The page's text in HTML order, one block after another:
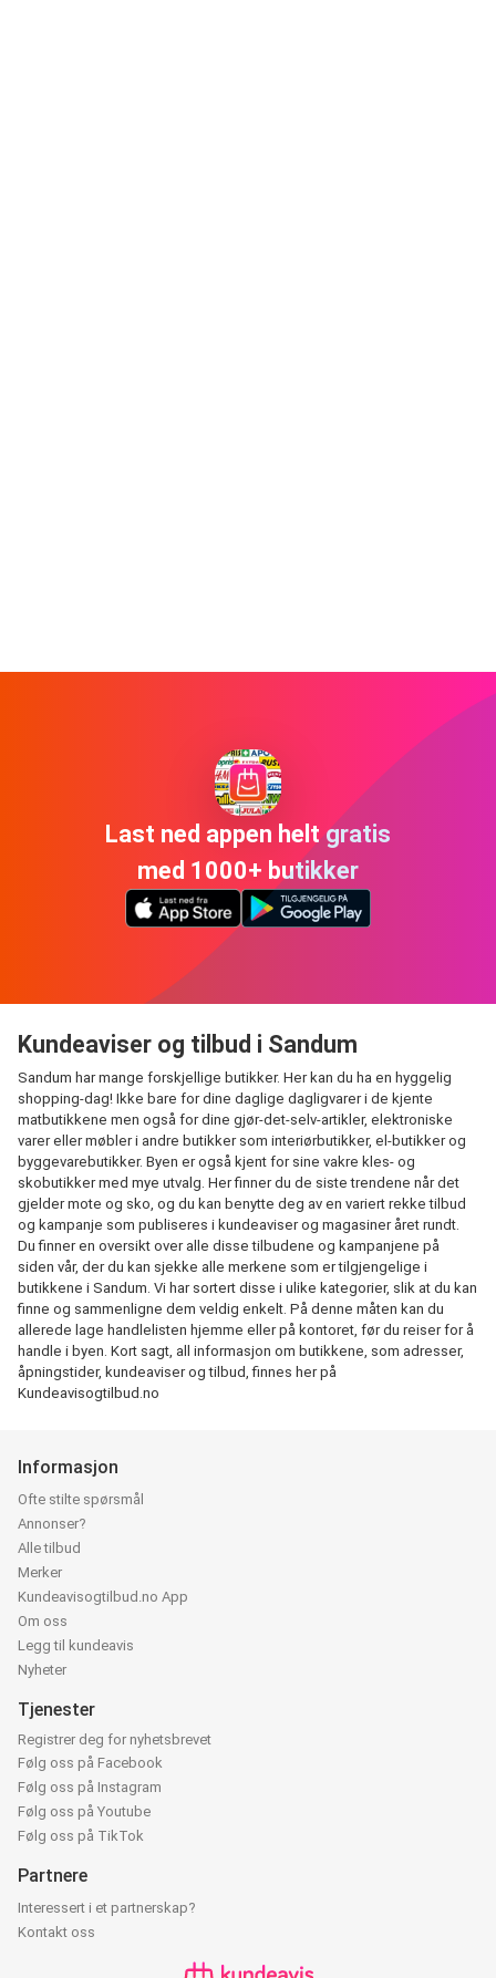
Last ned appen helt gratis
med 1000+ butikker
Kundeaviser og tilbud i Sandum
Sandum har mange forskjellige butikker. Her kan du ha en hyggelig
shopping-dag! Ikke bare for dine daglige dagligvarer i de kjente
matbutikkene men også for dine gjør-det-selv-artikler, elektroniske
varer eller møbler i andre butikker som interiørbutikker, el-butikker og
byggevarebutikker. Byen er også kjent for sine vakre kles- og
skobutikker med mye utvalg. Her finner du de siste trendene når det
gjelder mote og sko, og du kan benytte deg av en variert rekke tilbud
og kampanje som publiseres i kundeaviser og magasiner året rundt.
Du finner en oversikt over alle disse tilbudene og kampanjene på
siden vår, der du kan sjekke alle merkene som er tilgjengelige i
butikkene i Sandum. Vi har sortert disse i ulike kategorier, slik at du kan
finne og sammenligne dem veldig enkelt. På denne måten kan du
allerede lage handlelisten hjemme eller på kontoret, før du reiser for å
handle i byen. Kort sagt, all informasjon om butikkene, som adresser,
åpningstider, kundeaviser og tilbud, finnes her på
Kundeavisogtilbud.no
Informasjon
Ofte stilte spørsmål
Annonser?
Alle tilbud
Merker
Kundeavisogtilbud.no App
Om oss
Legg til kundeavis
Nyheter
Tjenester
Registrer deg for nyhetsbrevet
Følg oss på Facebook
Følg oss på Instagram
Følg oss på Youtube
Følg oss på TikTok
Partnere
Interessert i et partnerskap?
Kontakt oss